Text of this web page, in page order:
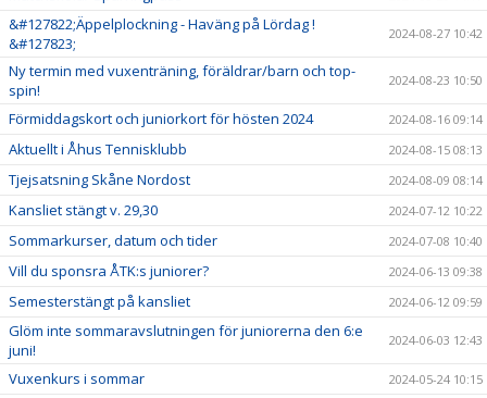
&#127822;Äppelplockning - Haväng på Lördag !
&#127823;
2024-08-27 10:42
Ny termin med vuxenträning, föräldrar/barn och top-
spin!
2024-08-23 10:50
Förmiddagskort och juniorkort för hösten 2024 2024-08-16 09:14
Aktuellt i Åhus Tennisklubb 2024-08-15 08:13
Tjejsatsning Skåne Nordost 2024-08-09 08:14
Kansliet stängt v. 29,30 2024-07-12 10:22
Sommarkurser, datum och tider 2024-07-08 10:40
Vill du sponsra ÅTK:s juniorer? 2024-06-13 09:38
Semesterstängt på kansliet 2024-06-12 09:59
Glöm inte sommaravslutningen för juniorerna den 6:e
juni!
2024-06-03 12:43
Vuxenkurs i sommar 2024-05-24 10:15